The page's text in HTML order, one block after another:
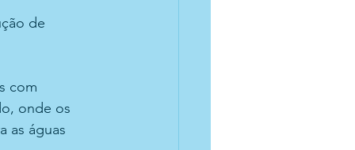
de
com
onde os
as águas